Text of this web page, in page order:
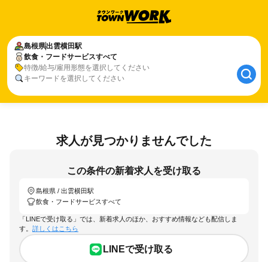
島根県出雲横田駅
飲食・フードサービスすべて
特徴/給与/雇用形態を選択してください
キーワードを選択してください
求人が見つかりませんでした
この条件の新着求人を受け取る
島根県 / 出雲横田駅
飲食・フードサービスすべて
「LINEで受け取る」では、新着求人のほか、おすすめ情報なども配信しま
す。 詳しくはこちら
LINEで受け取る